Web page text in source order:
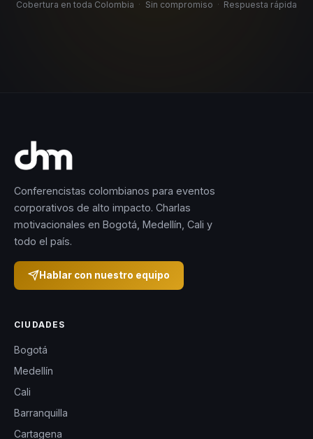
Cobertura en toda Colombia · Sin compromiso · Respuesta rápida
Conferencistas colombianos para eventos
corporativos de alto impacto. Charlas
motivacionales en Bogotá, Medellín, Cali y
todo el país.
Hablar con nuestro equipo
CIUDADES
Bogotá
Medellín
Cali
Barranquilla
Cartagena